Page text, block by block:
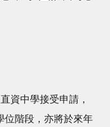
資中學接受申請，
位階段，亦將於來年